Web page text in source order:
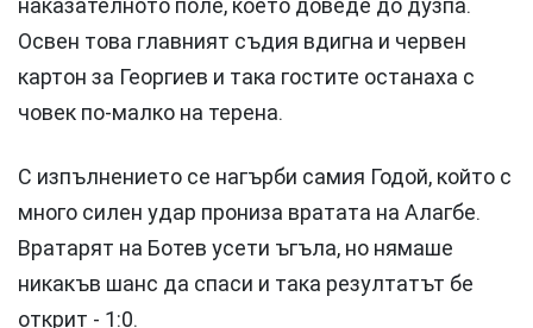
Освен това главният съдия вдигна и червен
картон за Георгиев и така гостите останаха с
човек по-малко на терена.
С изпълнението се нагърби самия Годой, който с
много силен удар прониза вратата на Алагбе.
Вратарят на Ботев усети ъгъла, но нямаше
никакъв шанс да спаси и така резултатът бе
открит - 1:0.